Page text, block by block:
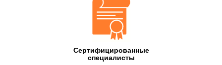
Сертифицированные
специалисты